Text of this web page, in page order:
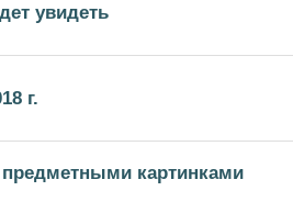
увидеть
г.
картинками